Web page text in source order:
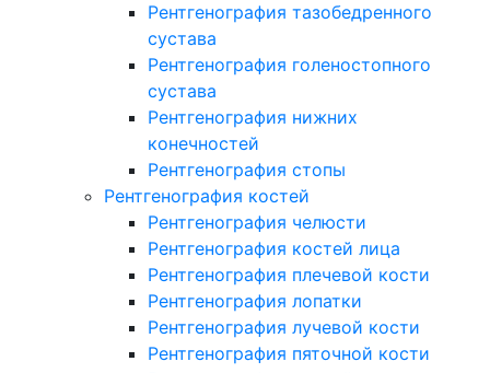
Рентгенография тазобедренного
сустава
Рентгенография голеностопного
сустава
Рентгенография нижних
конечностей
Рентгенография стопы
Рентгенография костей
Рентгенография челюсти
Рентгенография костей лица
Рентгенография плечевой кости
Рентгенография лопатки
Рентгенография лучевой кости
Рентгенография пяточной кости